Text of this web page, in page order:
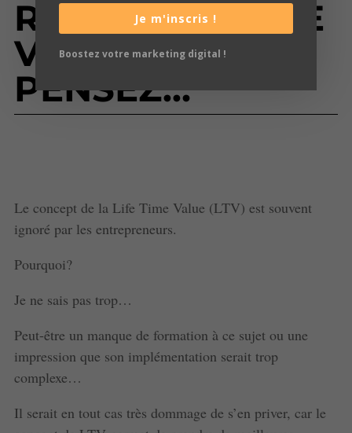
RENTABLES QUE
VOUS NE LE
PENSEZ…
Le concept de la Life Time Value (LTV) est souvent
ignoré par les entrepreneurs.
Pourquoi?
Je ne sais pas trop…
Peut-être un manque de formation à ce sujet ou une
impression que son implémentation serait trop
complexe…
Il serait en tout cas très dommage de s’en priver, car le
Je m'inscris !
Boostez votre marketing digital !